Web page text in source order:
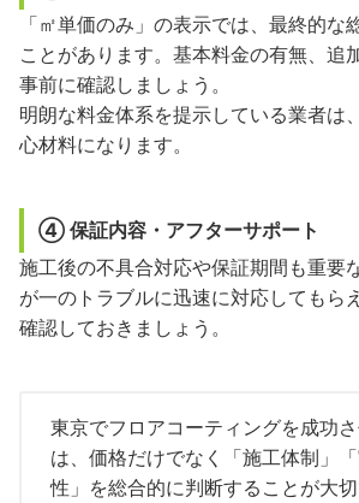
「㎡単価のみ」の表示では、最終的な
ことがあります。基本料金の有無、追
事前に確認しましょう。
明朗な料金体系を提示している業者は
心材料になります。
④ 保証内容・アフターサポート
施工後の不具合対応や保証期間も重要
が一のトラブルに迅速に対応してもら
確認しておきましょう。
東京でフロアコーティングを成功
は、価格だけでなく「施工体制」
性」を総合的に判断することが大切